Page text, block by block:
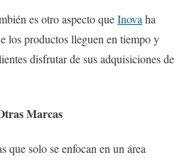
es otro aspecto queInova ha
los productos lleguen en tiempo y
disfrutar de sus adquisiciones de
Marcas
que solo se enfocan en un área